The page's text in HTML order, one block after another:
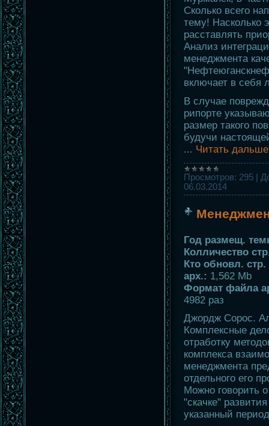
Сколько всего
тему! Насколько
расставлять
Анализ
менеджмента
включает в себя
В случае
рипорте
размер такого
будучи
... Читать
Просмотров: 295
06.03.2014
Год размещ.
Колличество
Кто обновл.
арх.: 1,562 Mb
Формат файла
4982 раз
Джордж Сорос.
Комплексные
отработку
комплекса
менеджмента
отдельного его
Можно говорить
"скачке"
указанный